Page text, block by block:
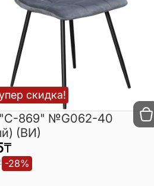
скидка!
"C-869" №G062-40
(ВИ)
₸
-28%